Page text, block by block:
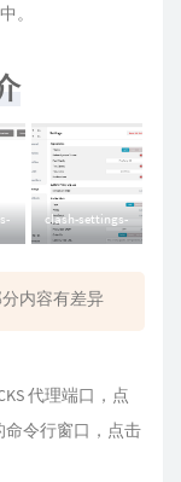
。
clash-settings-
分内容有差异
代理端口，点
令行窗口，点击